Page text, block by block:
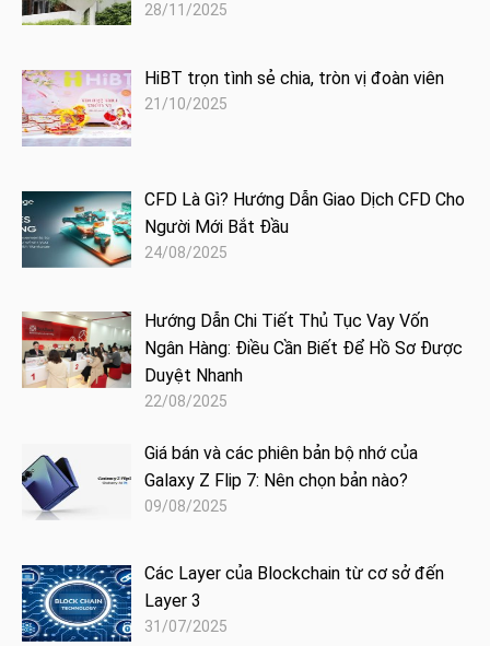
28/11/2025
HiBT trọn tình sẻ chia, tròn vị đoàn viên
21/10/2025
CFD Là Gì? Hướng Dẫn Giao Dịch CFD Cho
Người Mới Bắt Đầu
24/08/2025
Hướng Dẫn Chi Tiết Thủ Tục Vay Vốn
Ngân Hàng: Điều Cần Biết Để Hồ Sơ Được
Duyệt Nhanh
22/08/2025
Giá bán và các phiên bản bộ nhớ của
Galaxy Z Flip 7: Nên chọn bản nào?
09/08/2025
Các Layer của Blockchain từ cơ sở đến
Layer 3
31/07/2025